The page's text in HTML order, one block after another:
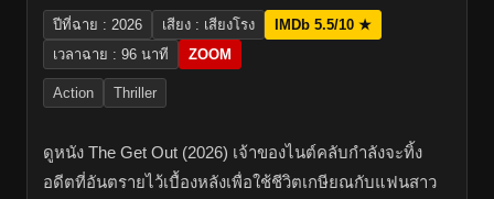
ปีที่ฉาย : 2026 เสียง : เสียงโรง
IMDb 5.5/10 ★
เวลาฉาย : 96 นาที
ZOOM
Action Thriller
ดูหนัง The Get Out (2026) เจ้าของไนต์คลับกำลังจะทิ้ง
อดีตที่อันตรายไว้เบื้องหลังเพื่อใช้ชีวิตเกษียณกับแฟนสาว